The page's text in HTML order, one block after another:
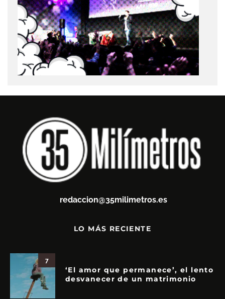
redaccion@35milimetros.es
LO MÁS RECIENTE
7
‘El amor que permanece’, el lento
desvanecer de un matrimonio